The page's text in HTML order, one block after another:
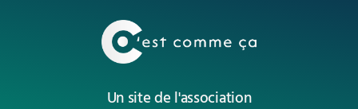
Un site de l'association